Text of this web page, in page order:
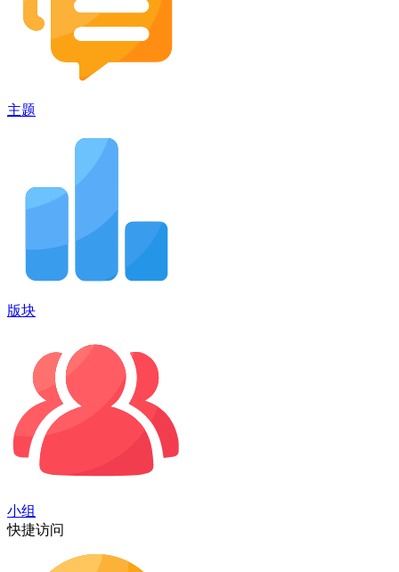
主题
版块
小组
快捷访问